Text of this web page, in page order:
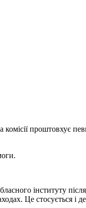
проштовхує
інституту
Це стосується і